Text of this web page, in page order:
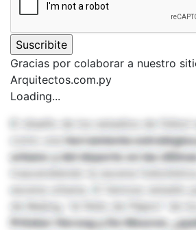
Gracias por colaborar a nuestro
Arquitectos.com.py
Loading...
El diseño de los estadios de fútbol
herramienta
urbano y del deporte en las
trascendiendo la escena
escena urbana
El famoso estadio
de Beijing, “el Nido de Pájaro” de los
Pritzker Herzog y De Meuron,